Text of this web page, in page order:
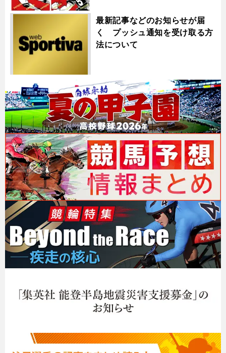
最新記事などのお知らせが届
く プッシュ通知を受け取る方
法について